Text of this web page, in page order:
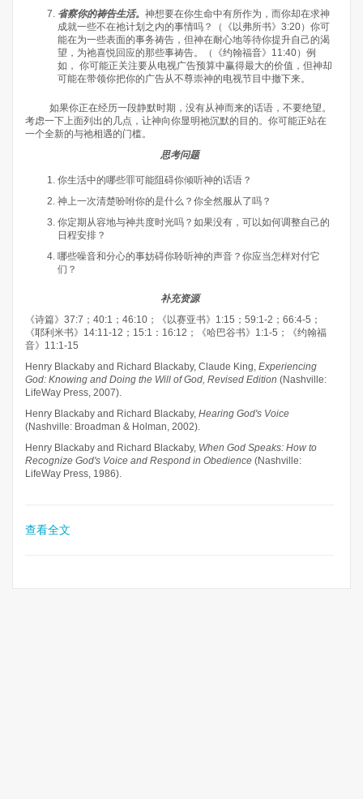
省察你的祷告生活。 神想要在你生命中有所作为，而你却在求神
成就一些不在祂计划之内的事情吗？（《以弗所书》3:20）你可
能在为一些表面的事务祷告，但神在耐心地等待你提升自己的渴
望，为祂喜悦回应的那些事祷告。（《约翰福音》11:40）例
如， 你可能正关注要从电视广告预算中赢得最大的价值，但神却
可能在带领你把你的广告从不尊崇神的电视节目中撤下来。
如果你正在经历一段静默时期，没有从神而来的话语，不要绝望。
考虑一下上面列出的几点，让神向你显明祂沉默的目的。你可能正站在
一个全新的与祂相遇的门槛。
思考问题
你生活中的哪些罪可能阻碍你倾听神的话语？
神上一次清楚吩咐你的是什么？你全然服从了吗？
你定期从容地与神共度时光吗？如果没有，可以如何调整自己的
日程安排？
哪些噪音和分心的事妨碍你聆听神的声音？你应当怎样对付它
们？
补充资源
《诗篇》37:7；40:1；46:10；《以赛亚书》1:15；59:1-2；66:4-5；
《耶利米书》14:11-12；15:1：16:12；《哈巴谷书》1:1-5；《约翰福
音》11:1-15
Henry Blackaby and Richard Blackaby, Claude King, Experiencing
God: Knowing and Doing the Will of God, Revised Edition (Nashville:
LifeWay Press, 2007).
Henry Blackaby and Richard Blackaby, Hearing God's Voice
(Nashville: Broadman & Holman, 2002).
Henry Blackaby and Richard Blackaby, When God Speaks: How to
Recognize God's Voice and Respond in Obedience (Nashville:
LifeWay Press, 1986).
查看全文